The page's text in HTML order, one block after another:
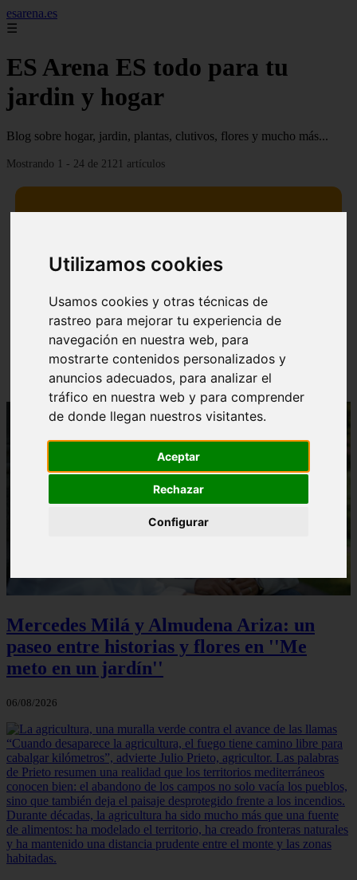
Utilizamos cookies
Usamos cookies y otras técnicas de
rastreo para mejorar tu experiencia de
navegación en nuestra web, para
mostrarte contenidos personalizados y
anuncios adecuados, para analizar el
tráfico en nuestra web y para comprender
de donde llegan nuestros visitantes.
Aceptar
Rechazar
Configurar
esarena.es
☰
ES Arena ES todo para tu
jardin y hogar
Blog sobre hogar, jardin, plantas, clutivos, flores y mucho más...
Mostrando 1 - 24 de 2121 artículos
defendible
Mercedes Milá y Almudena Ariza: un
paseo entre historias y flores en ''Me
meto en un jardín''
06/08/2026